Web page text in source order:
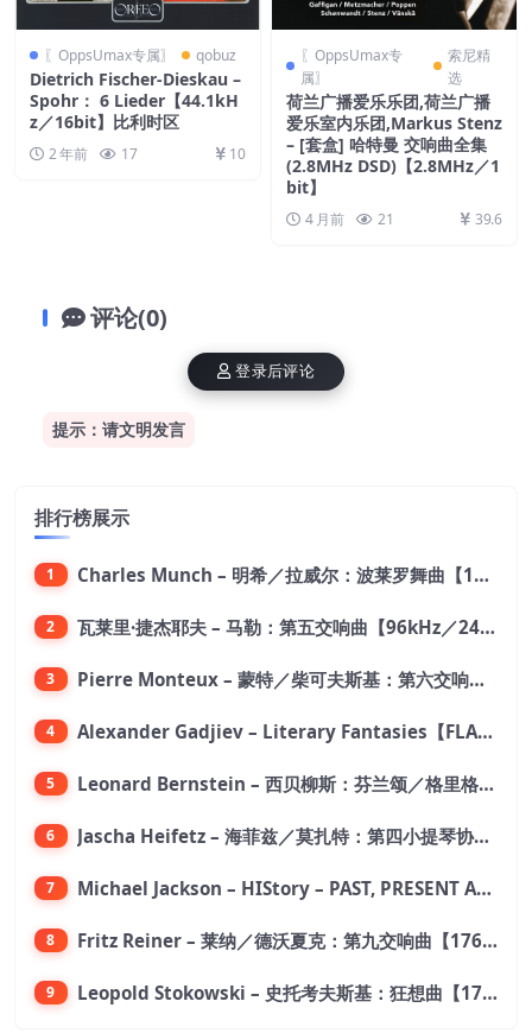
〖OppsUmax专属〗 qobuz
Dietrich Fischer-Dieskau –
Spohr： 6 Lieder【44.1kH
z／16bit】比利时区
2 年前 17 10
〖OppsUmax专
属〗
索尼精
选
荷兰广播爱乐乐团,荷兰广播
爱乐室内乐团,Markus Stenz
– [套盒] 哈特曼 交响曲全集
(2.8MHz DSD)【2.8MHz／1
bit】
4 月前 21 39.6
评论(0)
提示：请文明发言
登录后评论
排行榜展示
1 Charles Munch – 明希／拉威尔：波莱罗舞曲【176.4kHz／24bit】
2 瓦莱里·捷杰耶夫 – 马勒：第五交响曲【96kHz／24bit】
3 Pierre Monteux – 蒙特／柴可夫斯基：第六交响曲【176.4kHz／24bit】
4 Alexander Gadjiev – Literary Fantasies【FLAC 192】
5 Leonard Bernstein – 西贝柳斯：芬兰颂／格里格：培尔·金特组曲【44.1kHz／24bit】
6 Jascha Heifetz – 海菲兹／莫扎特：第四小提琴协奏曲，第五小提琴协奏曲《土耳其》／维瓦尔第：小提琴与大提琴协奏曲，RV 547【192kHz／24bit】
7 Michael Jackson – HIStory – PAST, PRESENT AND FUTURE – BOOK I【96kHz／24bit】
8 Fritz Reiner – 莱纳／德沃夏克：第九交响曲【176.4kHz／24bit】
9 Leopold Stokowski – 史托考夫斯基：狂想曲【176.4kHz／24bit】